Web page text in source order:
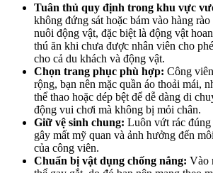
Tuân thủ quy định trong khu vực
không đứng sát hoặc bám vào hàng
nuôi động vật, đặc biệt là động vật
thú ăn khi chưa được nhân viên cho
cho cả du khách và động vật.
Chọn trang phục phù hợp: Công
rộng, bạn nên mặc quần áo thoải mái,
thể thao hoặc dép bệt để dễ dàng di
động vui chơi mà không bị mỏi chân.
Giữ vệ sinh chung: Luôn vứt rác
gây mất mỹ quan và ảnh hưởng đến
của công viên.
Chuẩn bị vật dụng chống nắng: Vào